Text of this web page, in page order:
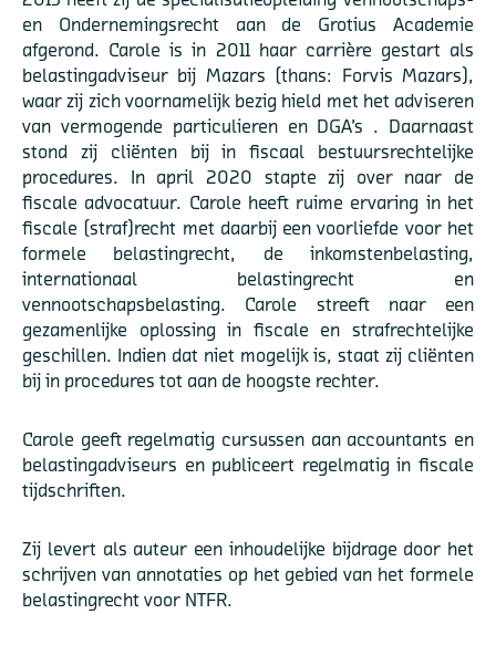
en Ondernemingsrecht aan de Grotius Academie
afgerond. Carole is in 2011 haar carrière gestart als
belastingadviseur bij Mazars (thans: Forvis Mazars),
waar zij zich voornamelijk bezig hield met het adviseren
van vermogende particulieren en DGA’s . Daarnaast
stond zij cliënten bij in fiscaal bestuursrechtelijke
procedures. In april 2020 stapte zij over naar de
fiscale advocatuur. Carole heeft ruime ervaring in het
fiscale (straf)recht met daarbij een voorliefde voor het
formele belastingrecht, de inkomstenbelasting,
internationaal belastingrecht en
vennootschapsbelasting. Carole streeft naar een
gezamenlijke oplossing in fiscale en strafrechtelijke
geschillen. Indien dat niet mogelijk is, staat zij cliënten
bij in procedures tot aan de hoogste rechter.
Carole geeft regelmatig cursussen aan accountants en
belastingadviseurs en publiceert regelmatig in fiscale
tijdschriften.
Zij levert als auteur een inhoudelijke bijdrage door het
schrijven van annotaties op het gebied van het formele
belastingrecht voor NTFR.